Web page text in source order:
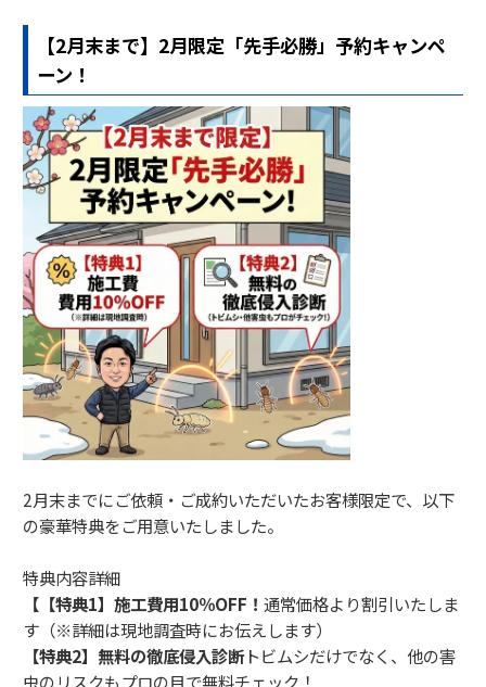
【2月末まで】2月限定「先手必勝」予約キャンペ
ーン！
2月末までにご依頼・ご成約いただいたお客様限定で、以下
の豪華特典をご用意いたしました。
特典内容詳細
【【特典1】施工費用10％OFF！ 通常価格より割引いたしま
す （※詳細は現地調査時にお伝えします）
【特典2】無料の徹底侵入診断トビムシだけでなく、他の害
虫のリスクもプロの目で無料チェック！